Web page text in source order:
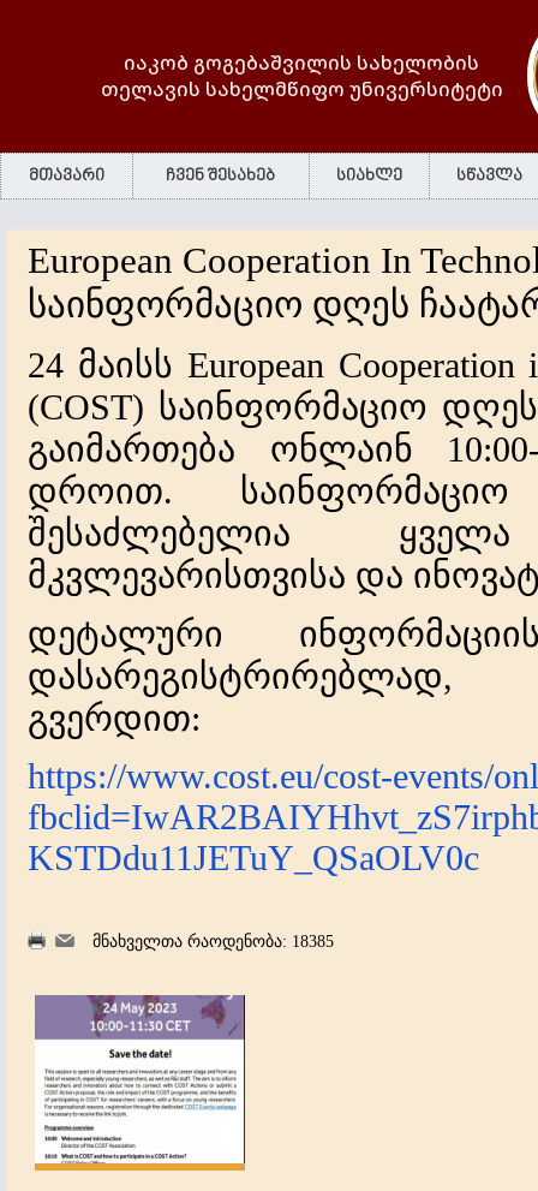
იაკობ გოგებაშვილის სახელობის
თელავის სახელმწიფო უნივერსიტეტი
მთავარი ჩვენ შესახებ სიახლე სწავლა
European Cooperation In
საინფორმაციო დღეს
24 მაისს European Cooperation
(COST) საინფორმაციო
გაიმართება ონლაინ
დროით.
შესაძლებელია ყველა
მკვლევარისთვისა და
დეტალური
გვერდით:
https://www.cost.eu/cost-events/
KSTDdu11JETuY_QSaOLV0c
მნახველთა რაოდენობა: 18385